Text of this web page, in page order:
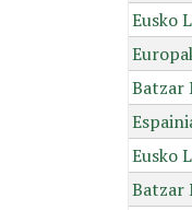
Eusko
Batzar
Eusko
Batzar